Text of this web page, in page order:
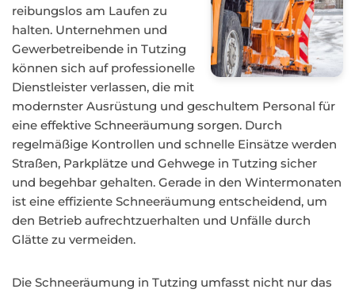
reibungslos am Laufen zu
halten. Unternehmen und
Gewerbetreibende in Tutzing
können sich auf professionelle
Dienstleister verlassen, die mit
modernster Ausrüstung und geschultem Personal für
eine effektive Schneeräumung sorgen. Durch
regelmäßige Kontrollen und schnelle Einsätze werden
Straßen, Parkplätze und Gehwege in Tutzing sicher
und begehbar gehalten. Gerade in den Wintermonaten
ist eine effiziente Schneeräumung entscheidend, um
den Betrieb aufrechtzuerhalten und Unfälle durch
Glätte zu vermeiden.
Die Schneeräumung in Tutzing umfasst nicht nur das